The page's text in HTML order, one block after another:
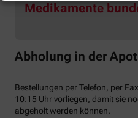
Medikamente
Abholung in der
Bestellungen per Telefon, per
10:15 Uhr vorliegen, damit sie
abgeholt werden können.